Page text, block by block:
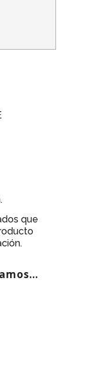
que